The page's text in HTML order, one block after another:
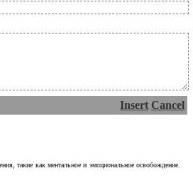
Insert Cancel
такие как ментальное и эмоциональное освобождение.